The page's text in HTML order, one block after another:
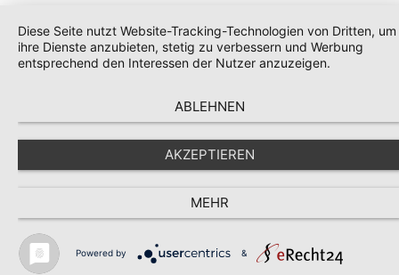
Diese Seite nutzt Website-Tracking-Technologien von Dritten, um
ihre Dienste anzubieten, stetig zu verbessern und Werbung
entsprechend den Interessen der Nutzer anzuzeigen.
ABLEHNEN
AKZEPTIEREN
MEHR
Powered by &